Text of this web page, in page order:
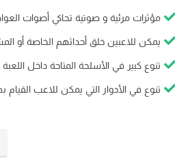
مؤثرات مرئية و صوتية تحاكي أصوات
يمكن للاعبين خلق أحداثهم الخاصة أو
تنوع كبير في الأسلحة المتاحة داخل
تنوع في الأدوار التي يمكن للاعب القيام